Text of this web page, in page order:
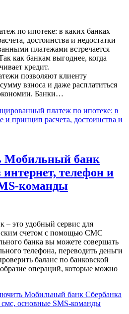
по ипотеке: в каких банках
достоинства и недостатки
платежами встречается
как банкам выгоднее, когда
кредит.
позволяют клиенту
взноса и даже расплатиться
Банки…
платеж по ипотеке: в
и принцип расчета, достоинства и
Мобильный банк
интернет, телефон и
команды
это удобный сервис для
счетом с помощью СМС
банка вы можете совершать
телефона, переводить деньги
баланс по банковской
операций, которые можно
Мобильный банк Сбербанка
смс, основные SMS-команды